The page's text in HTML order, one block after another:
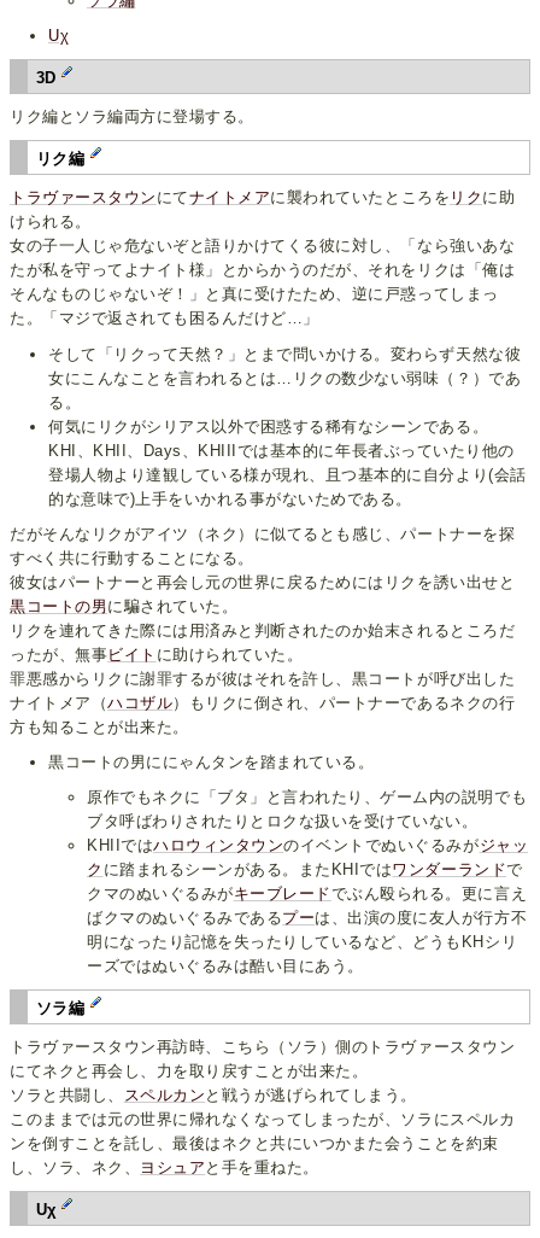
Uχ
3D
リク編とソラ編両方に登場する。
リク編
トラヴァースタウン にてナイトメアに襲われていたところを リク に助
けられる。
女の子一人じゃ危ないぞと語りかけてくる彼に対し、「なら強いあな
たが私を守ってよナイト様」とからかうのだが、それをリクは「俺は
そんなものじゃないぞ！」と真に受けたため、逆に戸惑ってしまっ
た。「マジで返されても困るんだけど…」
そして「リクって天然？」とまで問いかける。変わらず天然な彼
女にこんなことを言われるとは…リクの数少ない弱味（？）であ
る。
何気にリクがシリアス以外で困惑する稀有なシーンである。
KHI、KHII、Days、KHIIIでは基本的に年長者ぶっていたり他の
登場人物より達観している様が現れ、且つ基本的に自分より(会話
的な意味で)上手をいかれる事がないためである。
だがそんなリクがアイツ（ネク）に似てるとも感じ、パートナーを探
すべく共に行動することになる。
彼女はパートナーと再会し元の世界に戻るためにはリクを誘い出せと
黒コートの男に騙されていた。
リクを連れてきた際には用済みと判断されたのか始末されるところだ
ったが、無事ビイト に助けられていた。
罪悪感からリクに謝罪するが彼はそれを許し、黒コートが呼び出した
ナイトメア（ハコザル）もリクに倒され、パートナーであるネクの行
方も知ることが出来た。
黒コートの男ににゃんタンを踏まれている。
原作でもネクに「ブタ」と言われたり、ゲーム内の説明でも
ブタ呼ばわりされたりとロクな扱いを受けていない。
KHIIではハロウィンタウンのイベントでぬいぐるみがジャッ
ク に踏まれるシーンがある。またKHIではワンダーランドで
クマのぬいぐるみがキーブレードでぶん殴られる。更に言え
ばクマのぬいぐるみであるプーは、出演の度に友人が行方不
明になったり記憶を失ったりしているなど、どうもKHシリ
ーズではぬいぐるみは酷い目にあう。
ソラ編
トラヴァースタウン再訪時、こちら（ソラ）側のトラヴァースタウン
にてネクと再会し、力を取り戻すことが出来た。
ソラと共闘し、 スペルカン と戦うが逃げられてしまう。
このままでは元の世界に帰れなくなってしまったが、ソラにスペルカ
ンを倒すことを託し、最後はネクと共にいつかまた会うことを約束
し、ソラ、ネク、
ヨシュア と手を重ねた。
Uχ